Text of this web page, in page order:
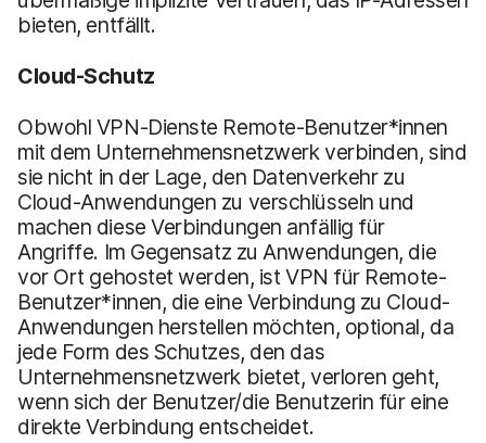
bieten, entfällt.
Cloud-Schutz
Obwohl VPN-Dienste Remote-Benutzer*innen
mit dem Unternehmensnetzwerk verbinden, sind
sie nicht in der Lage, den Datenverkehr zu
Cloud-Anwendungen zu verschlüsseln und
machen diese Verbindungen anfällig für
Angriffe. Im Gegensatz zu Anwendungen, die
vor Ort gehostet werden, ist VPN für Remote-
Benutzer*innen, die eine Verbindung zu Cloud-
Anwendungen herstellen möchten, optional, da
jede Form des Schutzes, den das
Unternehmensnetzwerk bietet, verloren geht,
wenn sich der Benutzer/die Benutzerin für eine
direkte Verbindung entscheidet.